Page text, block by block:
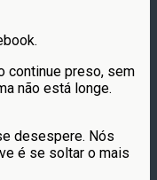
continue preso, sem
não está longe.
desespere. Nós
é se soltar o mais